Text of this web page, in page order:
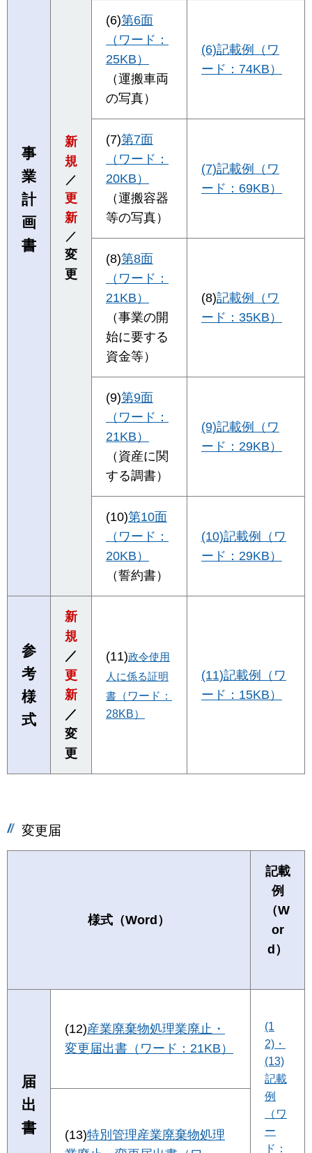
事
業
計
画
書
新
規
／
更
新
／
変
更
(6)第6面
（ワード：
25KB）
（運搬車両
の写真）
(6)記載例（ワ
ード：74KB）
(7)第7面
（ワード：
20KB）
（運搬容器
等の写真）
(7)記載例（ワ
ード：69KB）
(8)第8面
（ワード：
21KB）
（事業の開
始に要する
資金等）
(8)記載例（ワ
ード：35KB）
(9)第9面
（ワード：
21KB）
（資産に関
する調書）
(9)記載例（ワ
ード：29KB）
(10)第10面
（ワード：
20KB）
（誓約書）
(10)記載例（ワ
ード：29KB）
参
考
様
式
新
規
／
更
新
／
変
更
(11)政令使用
人に係る証明
書 （ワード：
28KB）
(11)記載例（ワ
ード：15KB）
変更届
様式（Word）
記載
例
（W
or
d）
届
出
書
(12)産業廃棄物処理業廃止・
変更届出書（ワード：21KB）
(1
2)・
(13)
記載
例
（ワ
ー
ド：
(13)特別管理産業廃棄物処理